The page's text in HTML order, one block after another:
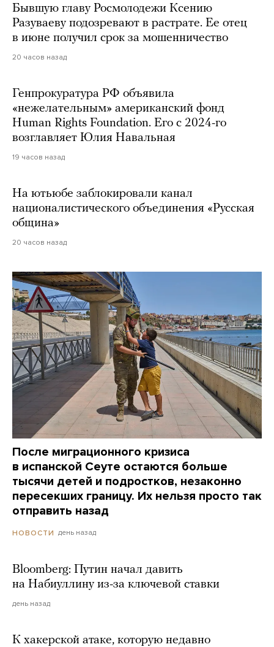
Бывшую главу Росмолодежи Ксению
Разуваеву подозревают в растрате. Ее отец
в июне получил срок за мошенничество
20 часов назад
Генпрокуратура РФ объявила
«нежелательным» американский фонд
Human Rights Foundation. Его с 2024-го
возглавляет Юлия Навальная
19 часов назад
На ютьюбе заблокировали канал
националистического объединения «Русская
община»
20 часов назад
После миграционного кризиса
в испанской Сеуте остаются больше
тысячи детей и подростков, незаконно
пересекших границу. Их нельзя просто так
отправить назад
НОВОСТИ день назад
Bloomberg: Путин начал давить
на Набиуллину из-за ключевой ставки
день назад
К хакерской атаке, которую недавно